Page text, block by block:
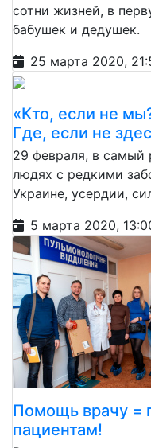
сотни жизней, в
бабушек и дедушек.
25 марта 2020,
«Кто, если не
Где, если не
29 февраля, в самый
людях с редкими
Украине, усердии,
5 марта 2020,
Помощь врачу =
пациентам!